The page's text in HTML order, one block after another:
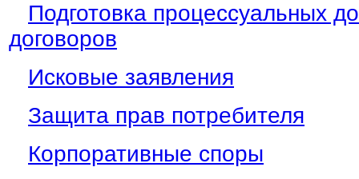
Подготовка процессуальных
договоров
Исковые заявления
Защита прав потребителя
Корпоративные споры